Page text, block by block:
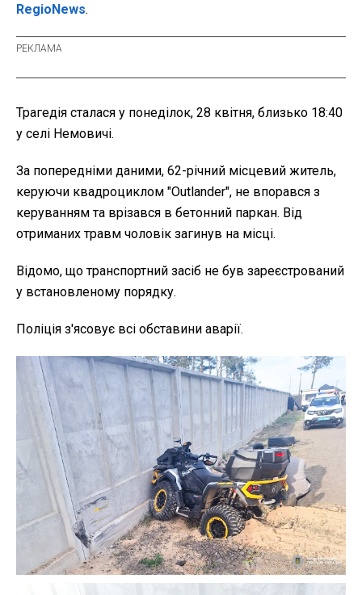
RegioNews.
Трагедія сталася у понеділок, 28 квітня, близько 18:40
у селі Немовичі.
За попередніми даними, 62-річний місцевий житель,
керуючи квадроциклом "Outlander", не впорався з
керуванням та врізався в бетонний паркан. Від
отриманих травм чоловік загинув на місці.
Відомо, що транспортний засіб не був зареєстрований
у встановленому порядку.
Поліція з'ясовує всі обставини аварії.